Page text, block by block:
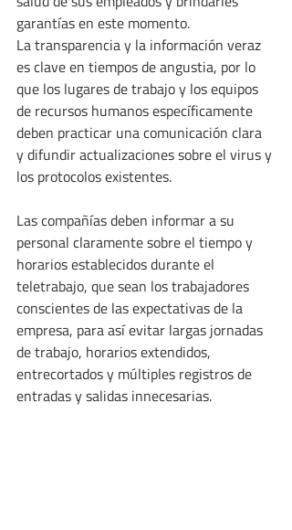
garantías en este momento.
La transparencia y la información veraz
es clave en tiempos de angustia, por lo
que los lugares de trabajo y los equipos
de recursos humanos específicamente
deben practicar una comunicación clara
y difundir actualizaciones sobre el virus y
los protocolos existentes.
Las compañías deben informar a su
personal claramente sobre el tiempo y
horarios establecidos durante el
teletrabajo, que sean los trabajadores
conscientes de las expectativas de la
empresa, para así evitar largas jornadas
de trabajo, horarios extendidos,
entrecortados y múltiples registros de
entradas y salidas innecesarias.